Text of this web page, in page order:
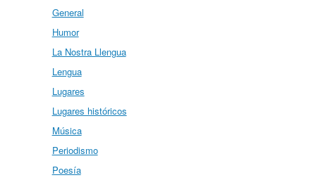
General
Humor
La Nostra Llengua
Lengua
Lugares
Lugares históricos
Música
Periodismo
Poesía